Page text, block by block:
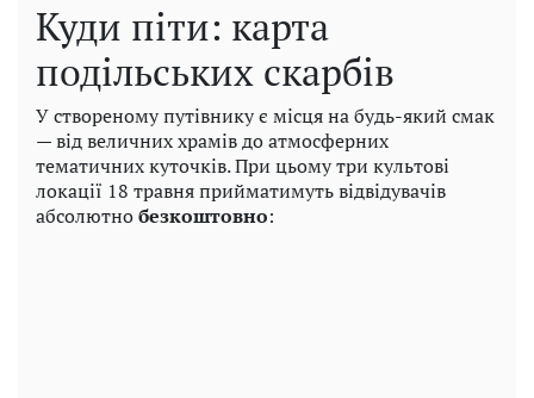
Куди піти: карта
подільських скарбів
У створеному путівнику є місця на будь-який смак
— від величних храмів до атмосферних
тематичних куточків. При цьому три культові
локації 18 травня прийматимуть відвідувачів
абсолютнобезкоштовно: